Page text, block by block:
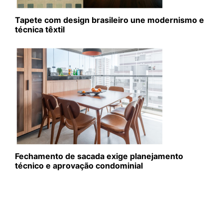
Tapete com design brasileiro une modernismo e
técnica têxtil
Fechamento de sacada exige planejamento
técnico e aprovação condominial